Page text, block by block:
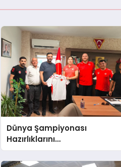
Dünya Şampiyonası
Hazırlıklarını
Afyonkarahisar’da
Sürdürüyorlar